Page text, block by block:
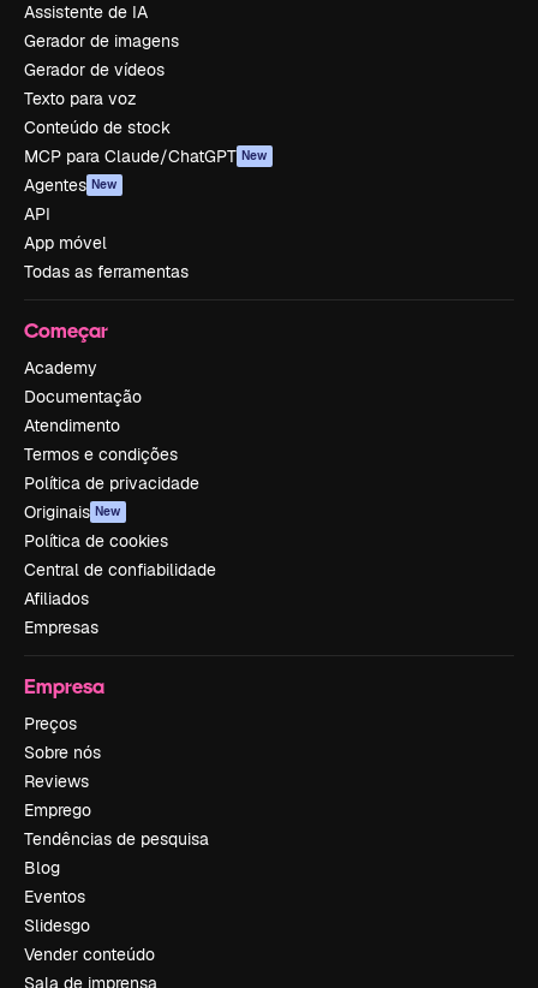
Assistente de IA
Gerador de imagens
Gerador de vídeos
Texto para voz
Conteúdo de stock
MCP para Claude/ChatGPT New
Agentes New
API
App móvel
Todas as ferramentas
Começar
Academy
Documentação
Atendimento
Termos e condições
Política de privacidade
Originais New
Política de cookies
Central de confiabilidade
Afiliados
Empresas
Empresa
Preços
Sobre nós
Reviews
Emprego
Tendências de pesquisa
Blog
Eventos
Slidesgo
Vender conteúdo
Sala de imprensa